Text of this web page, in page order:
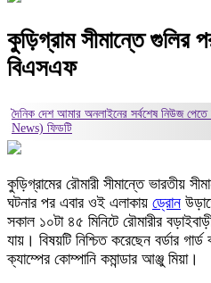
কুড়িগ্রাম সীমান্তে গুলির
বিএসএফ
দৈনিক দেশ আমার অনলাইনের সর্বশেষ নিউজ
News) ফিডটি
কুড়িগ্রামের রৌমারী সীমান্তে ভারতীয়
ঘটনার পর এবার ওই এলাকায় ড্রোন
সকাল ১০টা ৪৫ মিনিটে রৌমারীর
যায়। বিষয়টি নিশ্চিত করেছেন বর্ডার গার্ড
ক্যাম্পের কোম্পানি কমান্ডার আঞ্জু মিয়া।